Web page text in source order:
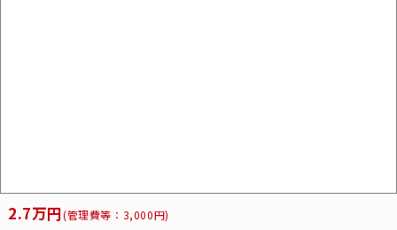
2.7万円(管理費等：3,000円)